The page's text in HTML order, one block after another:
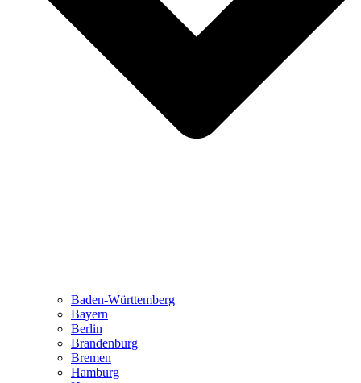
Baden-Württemberg
Bayern
Berlin
Brandenburg
Bremen
Hamburg